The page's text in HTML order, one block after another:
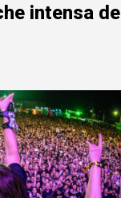
intensa de